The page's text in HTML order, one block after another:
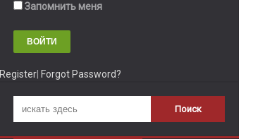
Запомнить меня
Register Forgot Password?